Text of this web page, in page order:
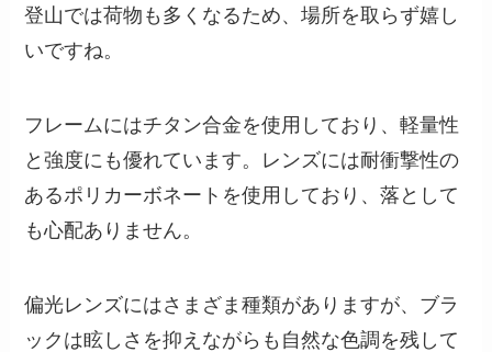
登山では荷物も多くなるため、場所を取らず嬉し
いですね。
フレームにはチタン合金を使用しており、軽量性
と強度にも優れています。レンズには耐衝撃性の
あるポリカーボネートを使用しており、落として
も心配ありません。
偏光レンズにはさまざま種類がありますが、ブラ
ックは眩しさを抑えながらも自然な色調を残して